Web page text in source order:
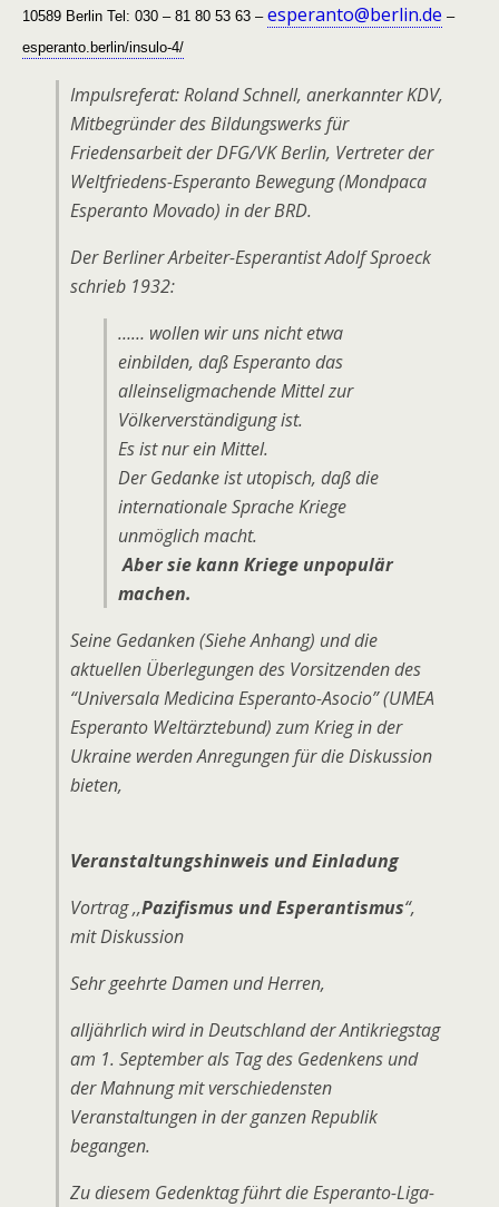
10589 Berlin Tel: 030 – 81 80 53 63 – esperanto@berlin.de –
esperanto.berlin/insulo-4/
Impulsreferat: Roland Schnell, anerkannter KDV,
Mitbegründer des Bildungswerks für
Friedensarbeit der DFG/VK Berlin, Vertreter der
Weltfriedens-Esperanto Bewegung (Mondpaca
Esperanto Movado) in der BRD.
Der Berliner Arbeiter-Esperantist Adolf Sproeck
schrieb 1932:
…… wollen wir uns nicht etwa
einbilden, daß Esperanto das
alleinseligmachende Mittel zur
Völkerverständigung ist.
Es ist nur ein Mittel.
Der Gedanke ist utopisch, daß die
internationale Sprache Kriege
unmöglich macht.
Aber sie kann Kriege unpopulär
machen.
Seine Gedanken (Siehe Anhang) und die
aktuellen Überlegungen des Vorsitzenden des
“Universala Medicina Esperanto-Asocio” (UMEA
Esperanto Weltärztebund) zum Krieg in der
Ukraine werden Anregungen für die Diskussion
bieten,
Veranstaltungshinweis und Einladung
Vortrag ,,Pazifismus und Esperantismus“,
mit Diskussion
Sehr geehrte Damen und Herren,
alljährlich wird in Deutschland der Antikriegstag
am 1. September als Tag des Gedenkens und
der Mahnung mit verschiedensten
Veranstaltungen in der ganzen Republik
begangen.
Zu diesem Gedenktag führt die Esperanto-Liga-